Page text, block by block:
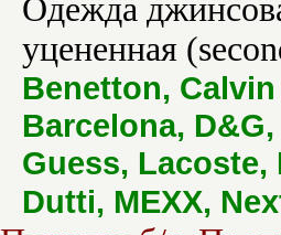
Одежда
уцененная
Benetton,
Barcelona,
Guess, Lacoste,
Dutti, MEXX,